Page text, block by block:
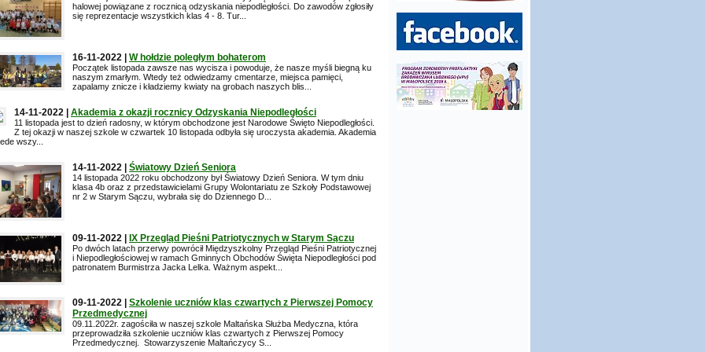
halowej powiązane z rocznicą odzyskania niepodległości. Do zawodów zgłosiły
się reprezentacje wszystkich klas 4 - 8. Tur...
16-11-2022 | W hołdzie poległym bohaterom
Początek listopada zawsze nas wycisza i powoduje, że nasze myśli biegną ku
naszym zmarłym. Wtedy też odwiedzamy cmentarze, miejsca pamięci,
zapalamy znicze i kładziemy kwiaty na grobach naszych blis...
14-11-2022 | Akademia z okazji rocznicy Odzyskania Niepodległości
11 listopada jest to dzień radosny, w którym obchodzone jest Narodowe Święto Niepodległości.
Z tej okazji w naszej szkole w czwartek 10 listopada odbyła się uroczysta akademia. Akademia
wszy...
14-11-2022 | Światowy Dzień Seniora
14 listopada 2022 roku obchodzony był Światowy Dzień Seniora. W tym dniu
klasa 4b oraz z przedstawicielami Grupy Wolontariatu ze Szkoły Podstawowej
nr 2 w Starym Sączu, wybrała się do Dziennego D...
09-11-2022 | IX Przegląd Pieśni Patriotycznych w Starym Sączu
Po dwóch latach przerwy powrócił Międzyszkolny Przegląd Pieśni Patriotycznej
i Niepodległościowej w ramach Gminnych Obchodów Święta Niepodległości pod
patronatem Burmistrza Jacka Lelka. Ważnym aspekt...
09-11-2022 | Szkolenie uczniów klas czwartych z Pierwszej Pomocy
Przedmedycznej
09.11.2022r. zagościła w naszej szkole Maltańska Służba Medyczna, która
przeprowadziła szkolenie uczniów klas czwartych z Pierwszej Pomocy
Przedmedycznej. Stowarzyszenie Maltańczycy S...